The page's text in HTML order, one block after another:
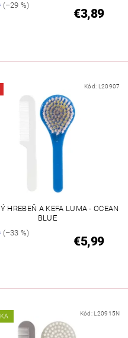
(–29 %)
€3,89
Kód: L20907
HREBEŇ A KEFA LUMA - OCEAN
BLUE
(–33 %)
€5,99
Kód: L20915N